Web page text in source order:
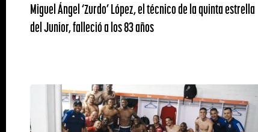
Miguel Ángel ‘Zurdo’ López, el técnico de la quinta estrella
del Junior, falleció a los 83 años